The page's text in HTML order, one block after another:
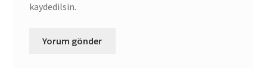
kaydedilsin.